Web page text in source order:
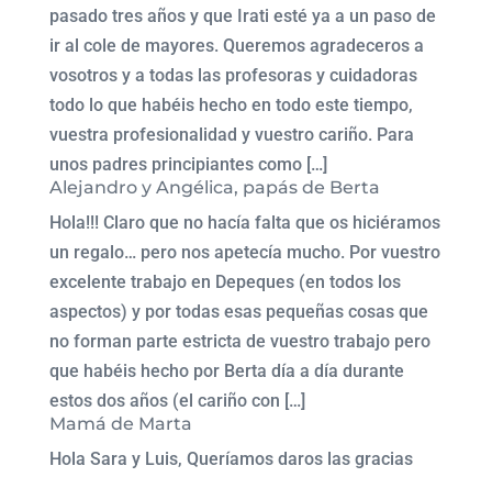
pasado tres años y que Irati esté ya a un paso de
ir al cole de mayores. Queremos agradeceros a
vosotros y a todas las profesoras y cuidadoras
todo lo que habéis hecho en todo este tiempo,
vuestra profesionalidad y vuestro cariño. Para
unos padres principiantes como […]
Alejandro y Angélica, papás de Berta
Hola!!! Claro que no hacía falta que os hiciéramos
un regalo… pero nos apetecía mucho. Por vuestro
excelente trabajo en Depeques (en todos los
aspectos) y por todas esas pequeñas cosas que
no forman parte estricta de vuestro trabajo pero
que habéis hecho por Berta día a día durante
estos dos años (el cariño con […]
Mamá de Marta
Hola Sara y Luis, Queríamos daros las gracias